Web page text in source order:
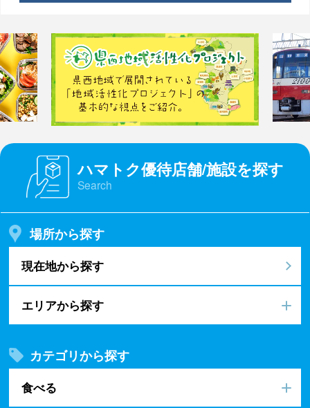
ハマトク優待店舗/施設を探す
Search
場所から探す
現在地から探す
エリアから探す
カテゴリから探す
食べる